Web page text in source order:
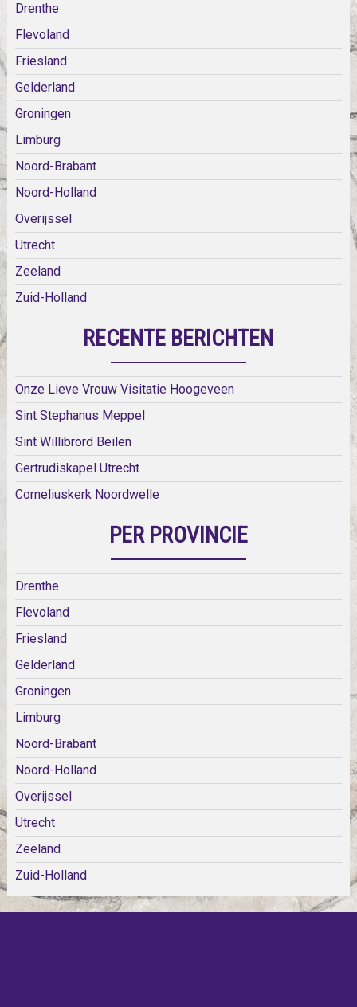
Drenthe
Flevoland
Friesland
Gelderland
Groningen
Limburg
Noord-Brabant
Noord-Holland
Overijssel
Utrecht
Zeeland
Zuid-Holland
RECENTE BERICHTEN
Onze Lieve Vrouw Visitatie Hoogeveen
Sint Stephanus Meppel
Sint Willibrord Beilen
Gertrudiskapel Utrecht
Corneliuskerk Noordwelle
PER PROVINCIE
Drenthe
Flevoland
Friesland
Gelderland
Groningen
Limburg
Noord-Brabant
Noord-Holland
Overijssel
Utrecht
Zeeland
Zuid-Holland